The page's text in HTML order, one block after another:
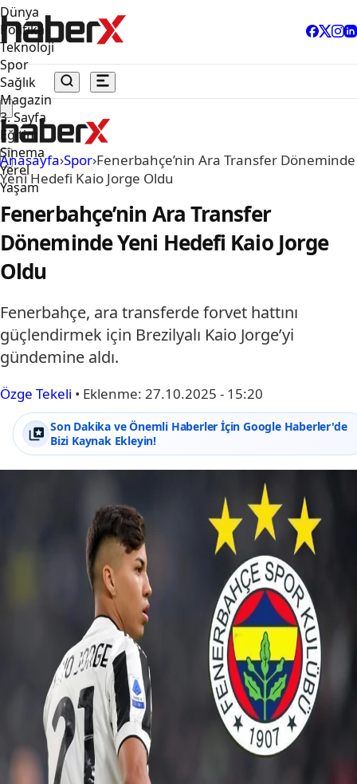
Dünya
Politika
Teknoloji
Spor
Sağlık
Magazin
3. Sayfa
Eğitim
Sinema
Yerel
Yaşam
Anasayfa›Spor›Fenerbahçe’nin Ara Transfer Döneminde
Yeni Hedefi Kaio Jorge Oldu
Fenerbahçe’nin Ara Transfer
Döneminde Yeni Hedefi Kaio Jorge
Oldu
Fenerbahçe, ara transferde forvet hattını
güçlendirmek için Brezilyalı Kaio Jorge’yi
gündemine aldı.
Özge Tekeli • Eklenme: 27.10.2025 - 15:20
Son Dakika ve Önemli Haberler İçin Google Haberler'de
Bizi Kaynak Ekleyin!